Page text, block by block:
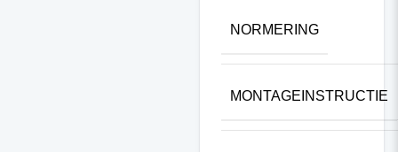
NORMERING
MONTAGEINSTRUCTIE